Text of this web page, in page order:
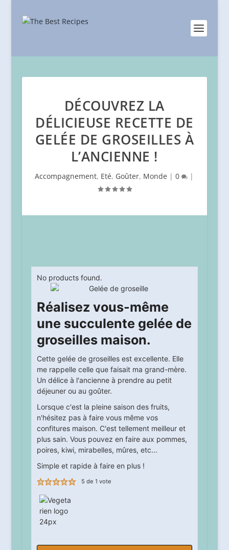
DÉCOUVREZ LA
DÉLICIEUSE RECETTE DE
GELÉE DE GROSEILLES À
L’ANCIENNE !
Accompagnement, Eté, Goûter, Monde |0 |
No products found.
Réalisez vous-même
une succulente gelée de
groseilles maison.
Cette gelée de groseilles est excellente. Elle
me rappelle celle que faisait ma grand-mère.
Un délice à l'ancienne à prendre au petit
déjeuner ou au goûter.
Lorsque c'est la pleine saison des fruits,
n'hésitez pas à faire vous même vos
confitures maison. C'est tellement meilleur et
plus sain. Vous pouvez en faire aux pommes,
poires, kiwi, mirabelles, mûres, etc...
Simple et rapide à faire en plus !
5 de 1 vote